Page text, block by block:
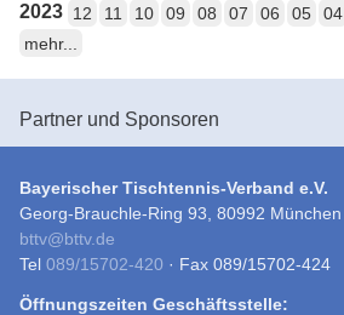
2023 12 11 10 09 08 07 06 05 04
mehr...
Partner und Sponsoren
Bayerischer Tischtennis-Verband e.V.
Georg-Brauchle-Ring 93, 80992 München
bttv@bttv.de
Tel 089/15702-420 · Fax 089/15702-424
Öffnungszeiten Geschäftsstelle: